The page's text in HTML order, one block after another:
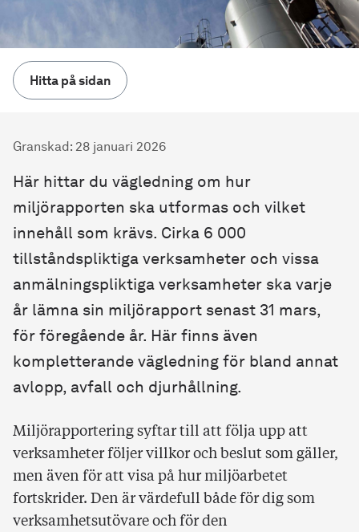
Hitta på sidan
Granskad : 28 januari 2026
Här hittar du vägledning om hur
miljörapporten ska utformas och vilket
innehåll som krävs. Cirka 6 000
tillståndspliktiga verksamheter och vissa
anmälningspliktiga verksamheter ska varje
år lämna sin miljörapport senast 31 mars,
för föregående år. Här finns även
kompletterande vägledning för bland annat
avlopp, avfall och djurhållning.
Miljörapportering syftar till att följa upp att
verksamheter följer villkor och beslut som gäller,
men även för att visa på hur miljöarbetet
fortskrider. Den är värdefull både för dig som
verksamhetsutövare och för den